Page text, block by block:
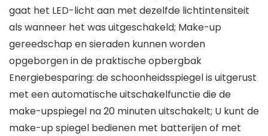
gaat het LED-licht aan met dezelfde lichtintensiteit
als wanneer het was uitgeschakeld; Make-up
gereedschap en sieraden kunnen worden
opgeborgen in de praktische opbergbak
Energiebesparing: de schoonheidsspiegel is uitgerust
met een automatische uitschakelfunctie die de
make-upspiegel na 20 minuten uitschakelt; U kunt de
make-up spiegel bedienen met batterijen of met